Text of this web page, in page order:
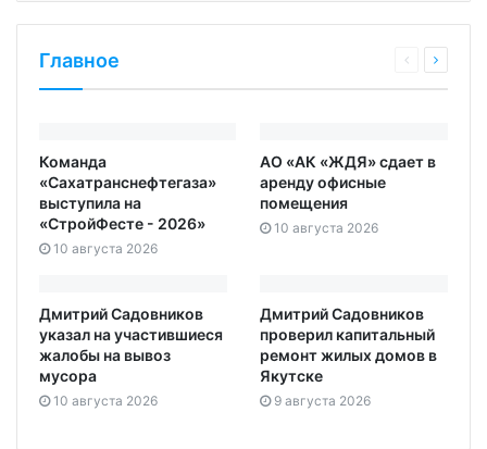
Главное
Команда
«Сахатранснефтегаза»
выступила на
«СтройФесте - 2026»
10 августа 2026
АО «АК «ЖДЯ» сдает в
аренду офисные
помещения
10 августа 2026
Дмитрий Садовников
указал на участившиеся
жалобы на вывоз
мусора
10 августа 2026
Дмитрий Садовников
проверил капитальный
ремонт жилых домов в
Якутске
9 августа 2026